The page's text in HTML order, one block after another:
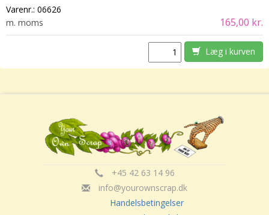
Varenr.: 06626
m. moms
165,00 kr.
Læg i kurven
+45 42 63 14 96
info@yourownscrap.dk
Handelsbetingelser